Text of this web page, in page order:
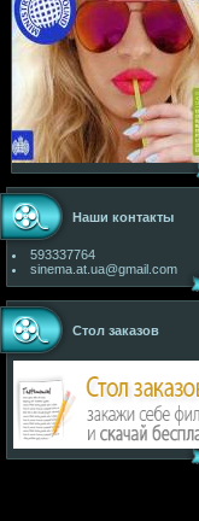
Наши контакты
593337764
sinema.at.ua@gmail.com
Стол заказов